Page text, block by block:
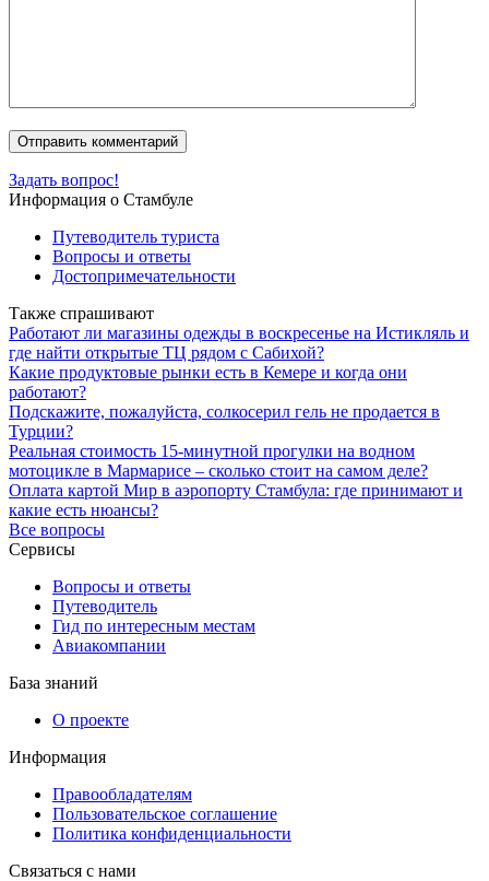
Задать вопрос!
Информация о Стамбуле
Путеводитель туриста
Вопросы и ответы
Достопримечательности
Также спрашивают
Работают ли магазины одежды в воскресенье на Истикляль и
где найти открытые ТЦ рядом с Сабихой?
Какие продуктовые рынки есть в Кемере и когда они
работают?
Подскажите, пожалуйста, солкосерил гель не продается в
Турции?
Реальная стоимость 15-минутной прогулки на водном
мотоцикле в Мармарисе – сколько стоит на самом деле?
Оплата картой Мир в аэропорту Стамбула: где принимают и
какие есть нюансы?
Все вопросы
Сервисы
Вопросы и ответы
Путеводитель
Гид по интересным местам
Авиакомпании
База знаний
О проекте
Информация
Правообладателям
Пользовательское соглашение
Политика конфиденциальности
Связаться с нами